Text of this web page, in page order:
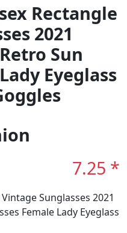
Rectangle
2021
Sun
Eyeglass
7.25 *
Sunglasses 2021
Female Lady Eyeglass